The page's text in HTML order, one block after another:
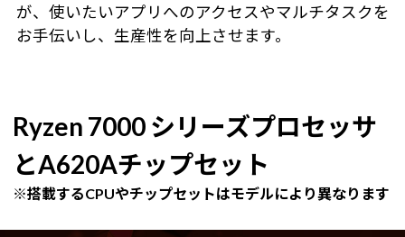
が、使いたいアプリへのアクセスやマルチタスクを
お手伝いし、生産性を向上させます。
Ryzen 7000 シリーズプロセッサ
とA620Aチップセット
※搭載するCPUやチップセットはモデルにより異なります